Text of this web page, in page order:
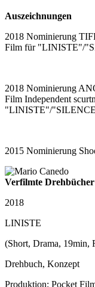
Auszeichnungen
2018 Nominierung
Film für "LINISTE"/
2018 Nominierung
Film Independent
"LINISTE"/
2015 Nominierung
Verfilmte Drehbücher
2018
LINISTE
(Short, Drama,
Drehbuch, Konzept
Produktion: Pocket